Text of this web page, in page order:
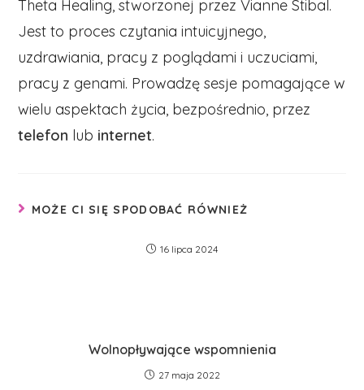
Theta Healing, stworzonej przez Vianne Stibal.
Jest to proces czytania intuicyjnego,
uzdrawiania, pracy z poglądami i uczuciami,
pracy z genami. Prowadzę sesje pomagające w
wielu aspektach życia, bezpośrednio, przez
telefon lub internet.
MOŻE CI SIĘ SPODOBAĆ RÓWNIEŻ
16 lipca 2024
Wolnopływające wspomnienia
27 maja 2022